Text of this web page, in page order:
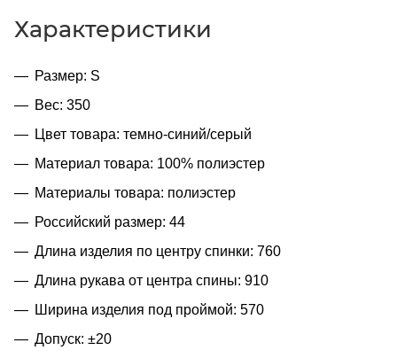
Характеристики
Размер: S
Вес: 350
Цвет товара: темно-синий/серый
Материал товара: 100% полиэстер
Материалы товара: полиэстер
Российский размер: 44
Длина изделия по центру спинки: 760
Длина рукава от центра спины: 910
Ширина изделия под проймой: 570
Допуск: ±20